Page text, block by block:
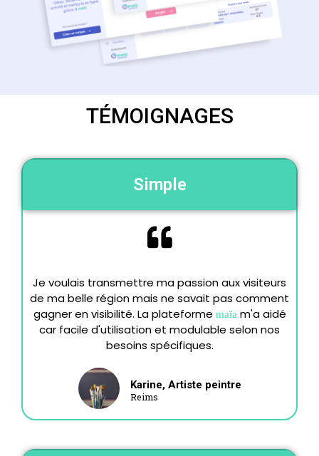
TÉMOIGNAGES
Simple
Je voulais transmettre ma passion aux visiteurs
de ma belle région mais ne savait pas comment
gagner en visibilité. La plateforme maïam'a aidé
car facile d'utilisation et modulable selon nos
besoins spécifiques.
Karine, Artiste peintre
Reims